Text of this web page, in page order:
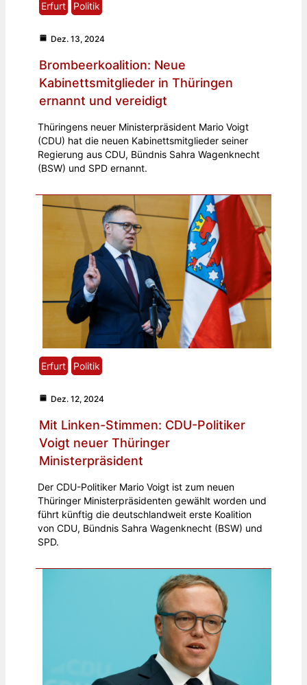
Erfurt Politik
Dez. 13, 2024
Brombeerkoalition: Neue
Kabinettsmitglieder in Thüringen
ernannt und vereidigt
Thüringens neuer Ministerpräsident Mario Voigt
(CDU) hat die neuen Kabinettsmitglieder seiner
Regierung aus CDU, Bündnis Sahra Wagenknecht
(BSW) und SPD ernannt.
Erfurt Politik
Dez. 12, 2024
Mit Linken-Stimmen: CDU-Politiker
Voigt neuer Thüringer
Ministerpräsident
Der CDU-Politiker Mario Voigt ist zum neuen
Thüringer Ministerpräsidenten gewählt worden und
führt künftig die deutschlandweit erste Koalition
von CDU, Bündnis Sahra Wagenknecht (BSW) und
SPD.